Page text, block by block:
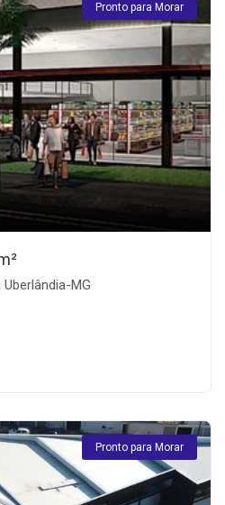
Pronto para Morar
MG
Pronto para Morar